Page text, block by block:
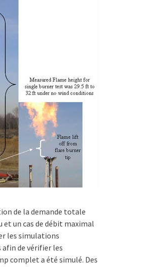
de la demande totale
un cas de débit maximal
les simulations
de vérifier les
complet a été simulé. Des